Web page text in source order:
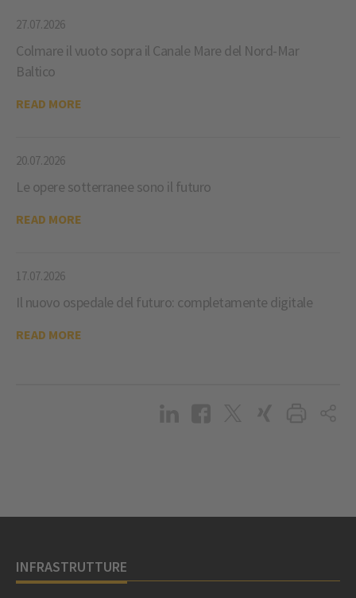
27.07.2026
Colmare il vuoto sopra il Canale Mare del Nord-Mar
Baltico
READ MORE
20.07.2026
Le opere sotterranee sono il futuro
READ MORE
17.07.2026
Il nuovo ospedale del futuro: completamente digitale
READ MORE
INFRASTRUTTURE